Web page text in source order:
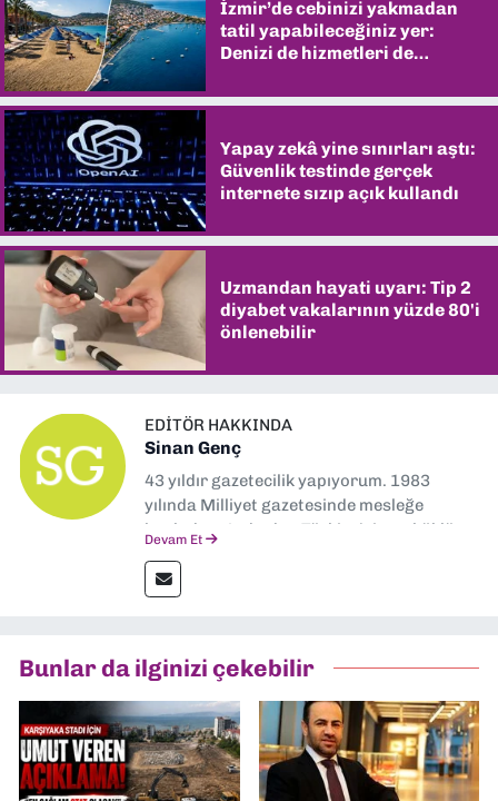
İzmir’de cebinizi yakmadan
tatil yapabileceğiniz yer:
Denizi de hizmetleri de
Yapay zekâ yine sınırları aştı:
Güvenlik testinde gerçek
internete sızıp açık kullandı
Uzmandan hayati uyarı: Tip 2
diyabet vakalarının yüzde 80'i
önlenebilir
EDITÖR HAKKINDA
Sinan Genç
43 yıldır gazetecilik yapıyorum. 1983
yılında Milliyet gazetesinde mesleğe
başladım. Ardından Türkiye’nin en köklü
muhabir, editör, müdür yardımcısı ve spor
müdürü olarak görev yaptım. Ayrıca Yeni
Gazetesi'nde editörlük yapıyorum
Devam Et
Bunlar da ilginizi çekebilir